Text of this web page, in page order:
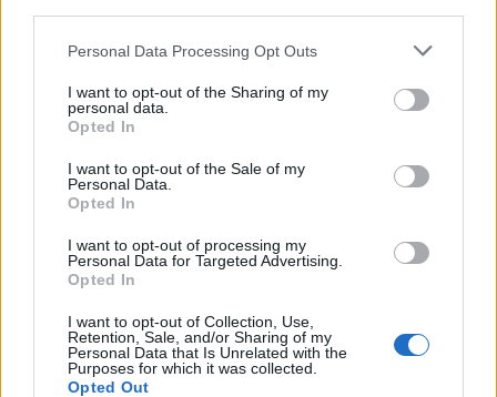
Please note that this website/app uses one or more Google
not limited to your visit or usage behaviour. You may click to
grant or deny consent to Google and its third-party tags to
use your data for below specified purposes in below Google
consent section.
Personal Data Processing Opt Outs
I want to opt-out of the Sharing of my
personal data.
Opted In
I want to opt-out of the Sale of my
Personal Data.
Opted In
I want to opt-out of processing my
Personal Data for Targeted Advertising.
Opted In
I want to opt-out of Collection, Use,
Retention, Sale, and/or Sharing of my
Personal Data that Is Unrelated with the
Purposes for which it was collected.
Opted Out
Continua a leggere